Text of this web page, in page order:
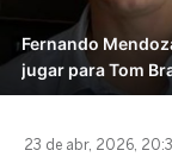
Fernando
jugar para Tom
23 de abr, 2026,